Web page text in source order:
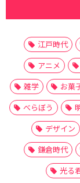
江戸時代
アニメ
雑学
お菓
べらぼう
デザイン
鎌倉時代
光る